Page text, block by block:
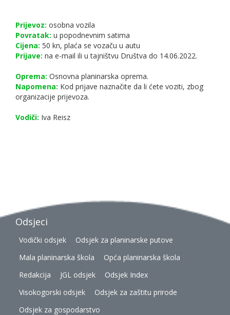
Prijevoz: osobna vozila
Povratak: u popodnevnim satima
Cijena: 50 kn, plaća se vozaču u autu
Prijave: na e-mail ili u tajništvu Društva do 14.06.2022.
Oprema: Osnovna planinarska oprema.
Napomena: Kod prijave naznačite da li ćete voziti, zbog
organizacije prijevoza.
Vodiči: Iva Reisz
Odsjeci
Vodički odsjek
Odsjek za planinarske putove
Mala planinarska škola
Opća planinarska škola
Redakcija
JGL odsjek
Odsjek Index
Visokogorski odsjek
Odsjek za zaštitu prirode
Odsjek za gospodarstvo